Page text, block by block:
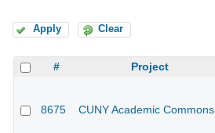
Apply Clear
# Project
8675 CUNY Academic Commons